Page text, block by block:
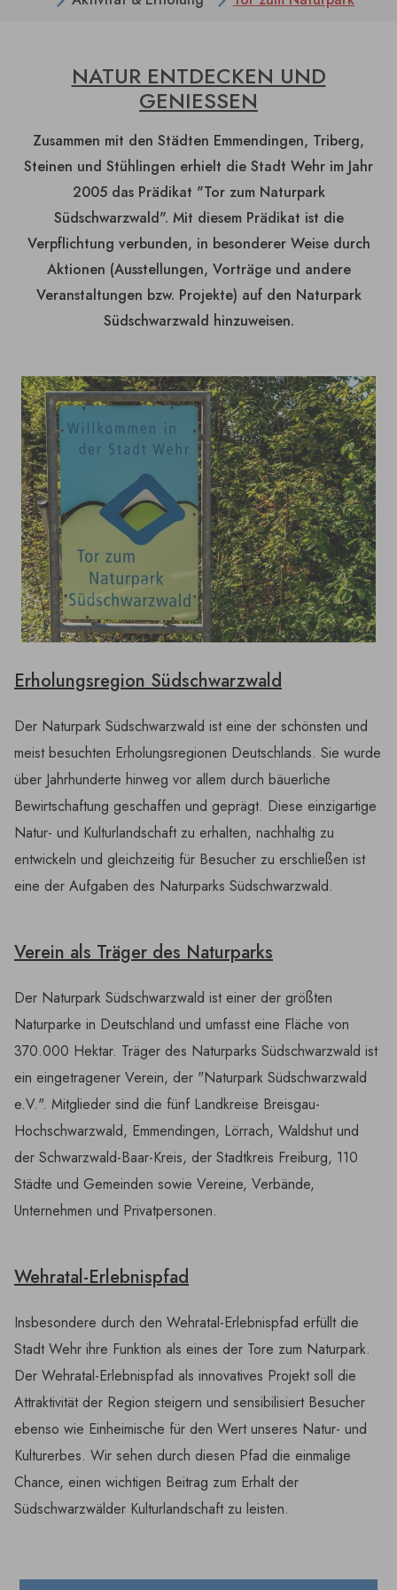
NATUR ENTDECKEN UND
GENIESSEN
Zusammen mit den Städten Emmendingen, Triberg,
Steinen und Stühlingen erhielt die Stadt Wehr im Jahr
2005 das Prädikat "Tor zum Naturpark
Südschwarzwald". Mit diesem Prädikat ist die
Verpflichtung verbunden, in besonderer Weise durch
Aktionen (Ausstellungen, Vorträge und andere
Veranstaltungen bzw. Projekte) auf den Naturpark
Südschwarzwald hinzuweisen.
Erholungsregion Südschwarzwald
Der Naturpark Südschwarzwald ist eine der schönsten und
meist besuchten Erholungsregionen Deutschlands. Sie wurde
über Jahrhunderte hinweg vor allem durch bäuerliche
Bewirtschaftung geschaffen und geprägt. Diese einzigartige
Natur- und Kulturlandschaft zu erhalten, nachhaltig zu
entwickeln und gleichzeitig für Besucher zu erschließen ist
eine der Aufgaben des Naturparks Südschwarzwald.
Verein als Träger des Naturparks
Der Naturpark Südschwarzwald ist einer der größten
Naturparke in Deutschland und umfasst eine Fläche von
370.000 Hektar. Träger des Naturparks Südschwarzwald ist
ein eingetragener Verein, der "Naturpark Südschwarzwald
e.V.". Mitglieder sind die fünf Landkreise Breisgau-
Hochschwarzwald, Emmendingen, Lörrach, Waldshut und
der Schwarzwald-Baar-Kreis, der Stadtkreis Freiburg, 110
Städte und Gemeinden sowie Vereine, Verbände,
Unternehmen und Privatpersonen.
Wehratal-Erlebnispfad
Insbesondere durch den Wehratal-Erlebnispfad erfüllt die
Stadt Wehr ihre Funktion als eines der Tore zum Naturpark.
Der Wehratal-Erlebnispfad als innovatives Projekt soll die
Attraktivität der Region steigern und sensibilisiert Besucher
ebenso wie Einheimische für den Wert unseres Natur- und
Kulturerbes. Wir sehen durch diesen Pfad die einmalige
Chance, einen wichtigen Beitrag zum Erhalt der
Südschwarzwälder Kulturlandschaft zu leisten.